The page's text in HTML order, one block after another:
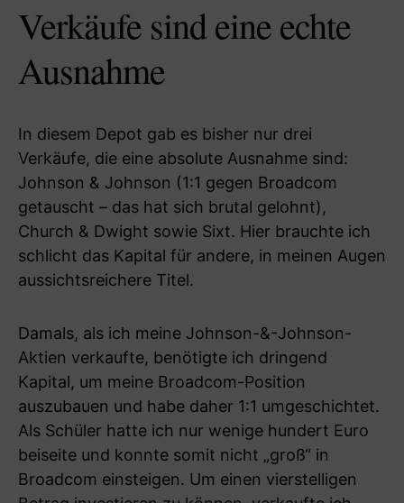
Verkäufe sind eine echte
Ausnahme
In diesem Depot gab es bisher nur drei
Verkäufe, die eine absolute Ausnahme sind:
Johnson & Johnson (1:1 gegen Broadcom
getauscht – das hat sich brutal gelohnt),
Church & Dwight sowie Sixt. Hier brauchte ich
schlicht das Kapital für andere, in meinen Augen
aussichtsreichere Titel.
Damals, als ich meine Johnson-&-Johnson-
Aktien verkaufte, benötigte ich dringend
Kapital, um meine Broadcom-Position
auszubauen und habe daher 1:1 umgeschichtet.
Als Schüler hatte ich nur wenige hundert Euro
beiseite und konnte somit nicht „groß“ in
Broadcom einsteigen. Um einen vierstelligen